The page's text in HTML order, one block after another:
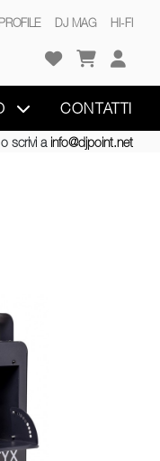
DJ MAG HI-FI
CONTATTI
o scrivi a info@djpoint.net